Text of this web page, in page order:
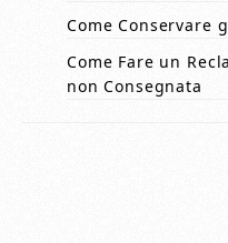
Come Conservare
Come Fare un
non Consegnata